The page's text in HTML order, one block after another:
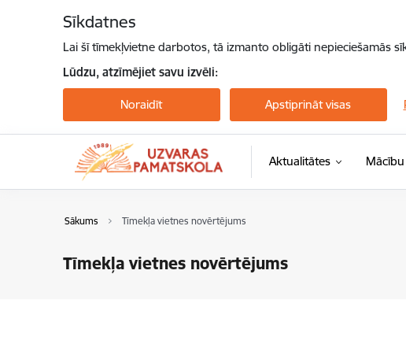
Sīkdatnes
Lai šī tīmekļvietne darbotos, tā izmanto obligāti nepieciešamās
Lūdzu, atzīmējiet savu izvēli:
Noraidīt Apstiprināt visas
Aktualitātes
Sākums Tīmekļa vietnes novērtējums
Tīmekļa vietnes novērtējums